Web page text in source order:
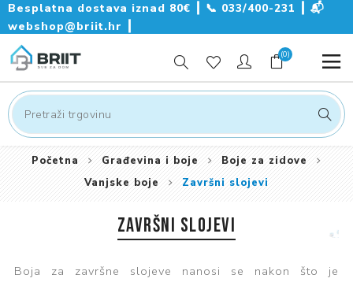
Besplatna dostava iznad 80€ ┃ 📞 033/400-231
📬
webshop@briit.hr
(0)
Početna Građevina i boje
Boje za zidove
Vanjske boje
Završni slojevi
ZAVRŠNI SLOJEVI
Boja za završne slojeve nanosi se nakon što je